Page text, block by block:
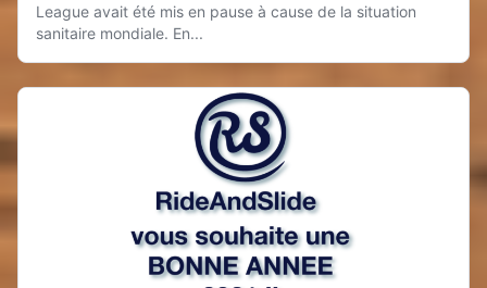
League avait été mis en pause à cause de la situation
sanitaire mondiale. En...